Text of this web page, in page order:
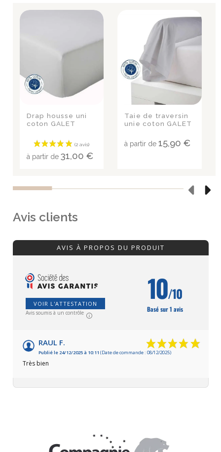
Drap housse uni
coton GALET
à partir de 31,00 €
Taie de traversin
unie coton GALET
à partir de 15,90 €
Avis clients
AVIS À PROPOS DU PRODUIT
VOIR L'ATTESTATION
Avis soumis à un contrôle
10/10
Basé sur 1 avis
RAUL F.
Publié le 24/12/2025 à 10:11 (Date de commande : 08/12/2025)
Très bien